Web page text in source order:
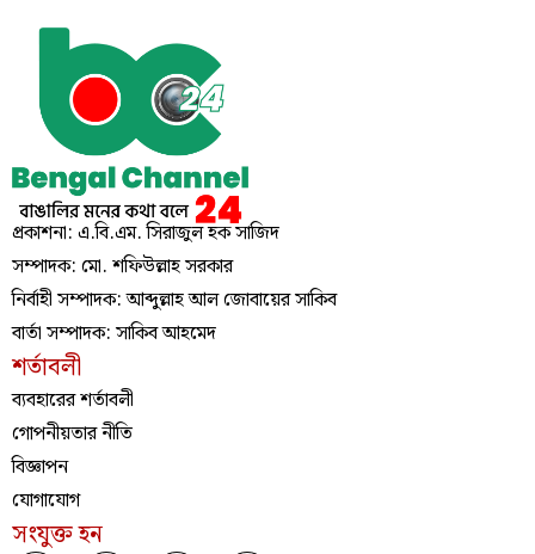
প্রকাশনা: এ.বি.এম. সিরাজুল হক সাজিদ
সম্পাদক: মো. শফিউল্লাহ সরকার
নির্বাহী সম্পাদক: আব্দুল্লাহ আল জোবায়ের সাকিব
বার্তা সম্পাদক: সাকিব আহমেদ
শর্তাবলী
ব্যবহারের শর্তাবলী
গোপনীয়তার নীতি
বিজ্ঞাপন
যোগাযোগ
সংযুক্ত হন